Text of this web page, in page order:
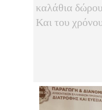
καλάθια
Και του